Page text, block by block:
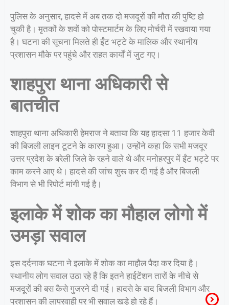
पुलिस के अनुसार, हादसे में अब तक दो मजदूरों की मौत की पुष्टि हो
चुकी है। मृतकों के शवों को पोस्टमार्टम के लिए मोर्चरी में रखवाया गया
है। घटना की सूचना मिलते ही ईंट भट्टे के मालिक और स्थानीय
प्रशासन मौके पर पहुंचे और राहत कार्यों में जुट गए।
शाहपुरा थाना अधिकारी से
बातचीत
शाहपुरा थाना अधिकारी हेमराज ने बताया कि यह हादसा 11 हजार केवी
की बिजली लाइन टूटने के कारण हुआ। उन्होंने कहा कि सभी मजदूर
उत्तर प्रदेश के बरेली जिले के रहने वाले थे और मनोहरपुर में ईंट भट्टे पर
काम करने आए थे। हादसे की जांच शुरू कर दी गई है और बिजली
विभाग से भी रिपोर्ट मांगी गई है।
इलाके में शोक का मौहाल लोगो में
उमड़ा सवाल
इस दर्दनाक घटना ने इलाके में शोक का माहौल पैदा कर दिया है।
स्थानीय लोग सवाल उठा रहे हैं कि इतने हाईटेंशन तारों के नीचे से
मजदूरों की बस कैसे गुजरने दी गई। हादसे के बाद बिजली विभाग और
प्रशासन की लापरवाही पर भी सवाल खड़े हो रहे हैं।